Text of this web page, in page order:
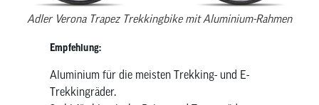
Adler Verona Trapez Trekkingbike mit Aluminium-Rahmen
Empfehlung:
Aluminium für die meisten Trekking- und E-
Trekkingräder.